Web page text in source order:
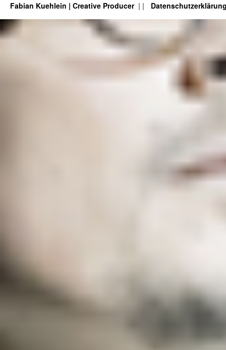
Fabian Kuehlein | Creative Producer |